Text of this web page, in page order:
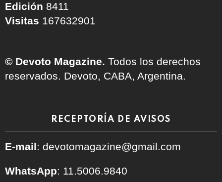
Edición 8411
Visitas 167632901
© Devoto Magazine. Todos los derechos
reservados. Devoto, CABA, Argentina.
RECEPTORÍA DE AVISOS
E-mail: devotomagazine@gmail.com
WhatsApp: 11.5006.9840